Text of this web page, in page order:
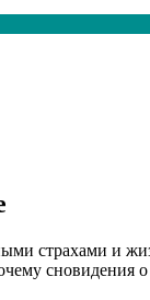
страхами